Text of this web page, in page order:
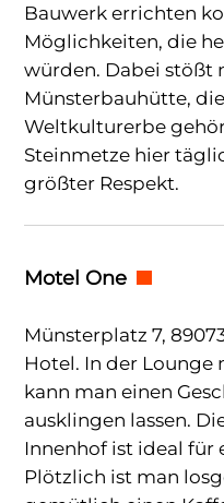
Bauwerk errichten
Möglichkeiten, die
würden. Dabei stößt
Münsterbauhütte,
Weltkulturerbe
Steinmetze hier
größter Respekt.
Motel One
Münsterplatz 7,
Hotel. In der Lounge
kann man einen
ausklingen lassen.
Innenhof ist ideal für
Plötzlich ist man